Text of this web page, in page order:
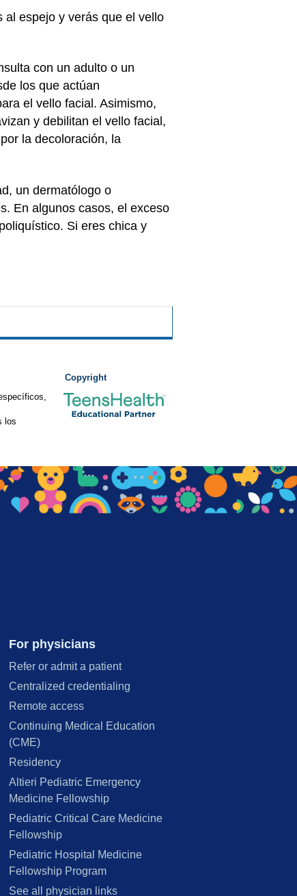
al espejo y verás que el vello
con un adulto o un
los que actúan
el vello facial. Asimismo,
y debilitan el vello facial,
la decoloración, la
un dermatólogo o
En algunos casos, el exceso
Si eres chica y
Copyright
los
For physicians
Refer or admit a patient
Centralized credentialing
Remote access
Continuing Medical Education
(CME)
Residency
Altieri Pediatric Emergency
Medicine Fellowship
Pediatric Critical Care Medicine
Fellowship
Pediatric Hospital Medicine
Fellowship Program
See all physician links